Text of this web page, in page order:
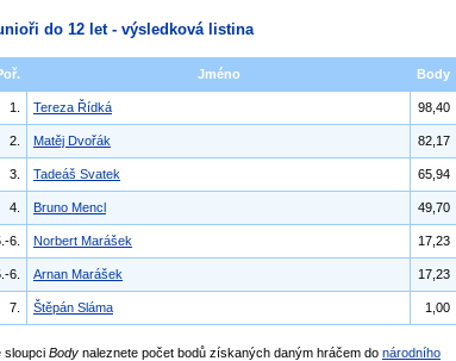
do 12 let - výsledková listina
Jméno Body
1. Tereza Řídká 98,40
2. Matěj Dvořák 82,17
3. Tadeáš Svatek 65,94
4. Bruno Mencl 49,70
6. Norbert Marášek 17,23
6. Arnan Marášek 17,23
7. Štěpán Sláma 1,00
sloupci Body naleznete počet bodů získaných daným hráčem do národního